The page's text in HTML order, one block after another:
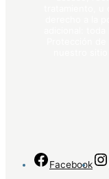
Facebook